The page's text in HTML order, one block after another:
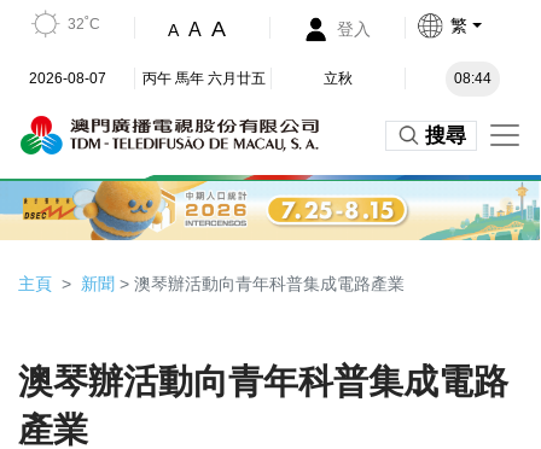
32˚C A A A 登入 繁
2026-08-07 丙午 馬年 六月廿五 立秋 08:44
搜尋
主頁 新聞 > 澳琴辦活動向青年科普集成電路產業
澳琴辦活動向青年科普集成電路
產業